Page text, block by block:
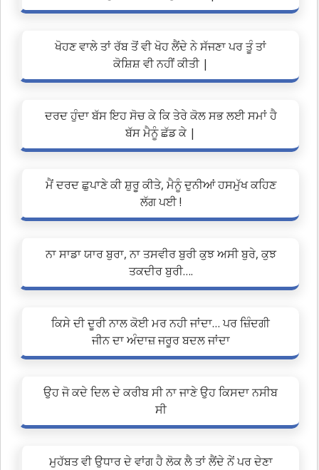
ਖੋਹਣ ਵਾਲੇ ਤਾਂ ਰੱਬ ਤੋਂ ਵੀ ਖੋਹ ਲੈਂਦੇ ਨੇ ਸੱਜਣਾ ਪਰ ਤੂੰ ਤਾਂ
ਕੋਸ਼ਿਸ਼ ਵੀ ਨਹੀਂ ਕੀਤੀ |
ਦਰਦ ਹੁੰਦਾ ਬੱਸ ਇਹ ਸੋਚ ਕੇ ਕਿ ਤੇਰੇ ਕੋਲ ਸਭ ਲਈ ਸਮਾਂ ਹੈ
ਬੱਸ ਮੈਨੂੰ ਛੱਡ ਕੇ |
ਮੈਂ ਦਰਦ ਛੁਪਾਣੇ ਕੀ ਸ਼ੁਰੂ ਕੀਤੇ, ਮੈਨੂੰ ਦੁਨੀਆਂ ਹਸਮੁੱਖ ਕਹਿਣ
ਲੱਗ ਪਈ !
ਨਾ ਸਾਡਾ ਯਾਰ ਬੁਰਾ, ਨਾ ਤਸਵੀਰ ਬੁਰੀ ਕੁਝ ਅਸੀ ਬੁਰੇ, ਕੁਝ
ਤਕਦੀਰ ਬੁਰੀ….
ਕਿਸੇ ਦੀ ਦੂਰੀ ਨਾਲ ਕੋਈ ਮਰ ਨਹੀ ਜਾਂਦਾ… ਪਰ ਜ਼ਿੰਦਗੀ
ਜੀਨ ਦਾ ਅੰਦਾਜ਼ ਜਰੂਰ ਬਦਲ ਜਾਂਦਾ
ਉਹ ਜੋ ਕਦੇ ਦਿਲ ਦੇ ਕਰੀਬ ਸੀ ਨਾ ਜਾਣੇ ਉਹ ਕਿਸਦਾ ਨਸੀਬ
ਸੀ
ਮੁਹੱਬਤ ਵੀ ਉਧਾਰ ਦੇ ਵਾਂਗ ਹੈ ਲੋਕ ਲੈ ਤਾਂ ਲੈਂਦੇ ਨੇਂ ਪਰ ਦੇਣਾ